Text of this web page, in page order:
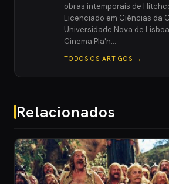
obras intemporais de
Licenciado em Ciências da
Universidade Nova de
Cinema Pla'n…
TODOS OS ARTIGOS →
Relacionados